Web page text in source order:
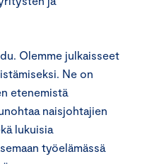
Olemme julkaisseet
Ne on
etenemistä
naisjohtajien
lukuisia
työelämässä